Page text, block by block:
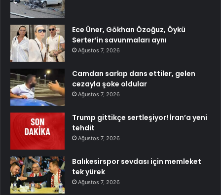
Ece Üner, Gökhan Özoğuz, Öykü
Serter’in savunmaları aynı
Ağustos 7, 2026
Camdan sarkıp dans ettiler, gelen
cezayla şoke oldular
Ağustos 7, 2026
Trump gittikçe sertleşiyor! İran’a yeni
tehdit
Ağustos 7, 2026
Balıkesirspor sevdası için memleket
tek yürek
Ağustos 7, 2026